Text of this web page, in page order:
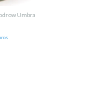
Umbra